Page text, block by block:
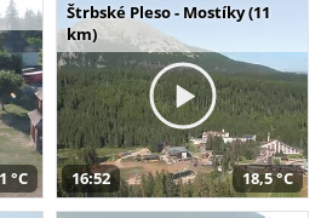
°C
Štrbské Pleso - Mostíky (11
km)
16:52 18,5 °C